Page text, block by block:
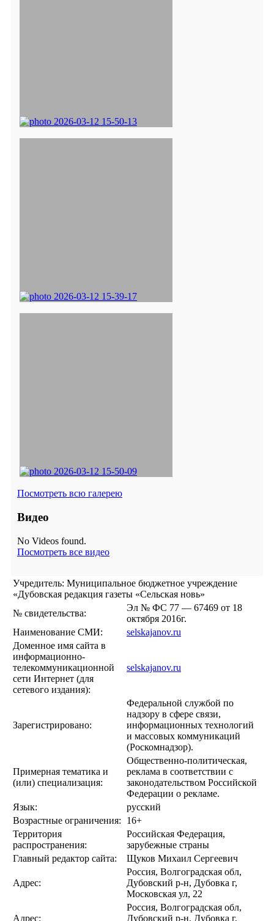
Посмотреть всю галерею
Видео
No Videos found.
Посмотреть все видео
Учредитель: Муниципальное бюджетное учреждение
«Дубовская редакция газеты «Сельская новь»
№ свидетельства:
Эл № ФС 77 — 67469 от 18
октября 2016г.
Наименование СМИ:
selskajanov.ru
Доменное имя сайта в
информационно-
телекоммуникационной
сети Интернет (для
сетевого издания):
selskajanov.ru
Зарегистрировано:
Федеральной службой по
надзору в сфере связи,
информационных технологий
и массовых коммуникаций
(Роскомнадзор).
Примерная тематика и
(или) специализация:
Общественно-политическая,
реклама в соответствии с
законодательством Российской
Федерации о рекламе.
Язык:
русский
Возрастные ограничения:
16+
Территория
распространения:
Российская Федерация,
зарубежные страны
Главный редактор сайта:
Щуков Михаил Сергеевич
Адрес:
Россия, Волгоградская обл,
Дубовский р-н, Дубовка г,
Московская ул, 22
Адрес:
Россия, Волгоградская обл,
Дубовский р-н, Дубовка г,